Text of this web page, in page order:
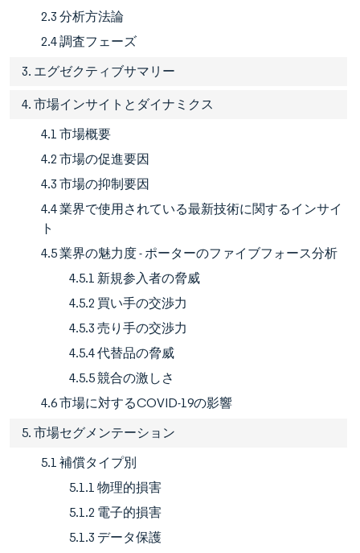
2.3 分析方法論
2.4 調査フェーズ
3. エグゼクティブサマリー
4. 市場インサイトとダイナミクス
4.1 市場概要
4.2 市場の促進要因
4.3 市場の抑制要因
4.4 業界で使用されている最新技術に関するインサイ
ト
4.5 業界の魅力度 - ポーターのファイブフォース分析
4.5.1 新規参入者の脅威
4.5.2 買い手の交渉力
4.5.3 売り手の交渉力
4.5.4 代替品の脅威
4.5.5 競合の激しさ
4.6 市場に対するCOVID-19の影響
5. 市場セグメンテーション
5.1 補償タイプ別
5.1.1 物理的損害
5.1.2 電子的損害
5.1.3 データ保護